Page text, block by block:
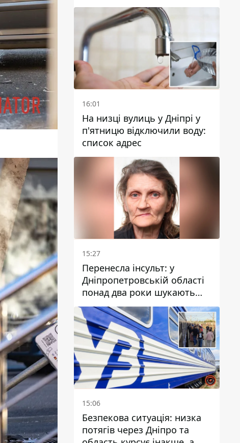
16:01
На низці вулиць у Дніпрі у
п'ятницю відключили воду:
список адрес
15:27
Перенесла інсульт: у
Дніпропетровській області
понад два роки шукають
зниклу жінку
15:06
Безпекова ситуація: низка
потягів через Дніпро та